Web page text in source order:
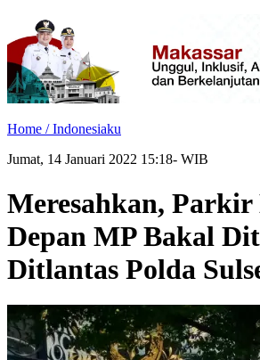
Home /Indonesiaku
Jumat, 14 Januari 2022 15:18- WIB
Meresahkan,
Depan MP Bakal
Ditlantas Polda